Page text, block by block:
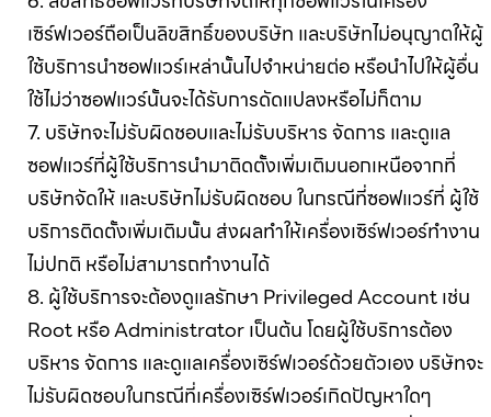
เซิร์ฟเวอร์ถือเป็นลิขสิทธิ์ของบริษัท และบริษัทไม่อนุญาตให้ผู้
ใช้บริการนำซอฟแวร์เหล่านั้นไปจำหน่ายต่อ หรือนำไปให้ผู้อื่น
ใช้ไม่ว่าซอฟแวร์นั้นจะได้รับการดัดแปลงหรือไม่ก็ตาม
7. บริษัทจะไม่รับผิดชอบและไม่รับบริหาร จัดการ และดูแล
ซอฟแวร์ที่ผู้ใช้บริการนำมาติดตั้งเพิ่มเติมนอกเหนือจากที่
บริษัทจัดให้ และบริษัทไม่รับผิดชอบ ในกรณีที่ซอฟแวร์ที่ ผู้ใช้
บริการติดตั้งเพิ่มเติมนั้น ส่งผลทำให้เครื่องเซิร์ฟเวอร์ทำงาน
ไม่ปกติ หรือไม่สามารถทำงานได้
8. ผู้ใช้บริการจะต้องดูแลรักษา Privileged Account เช่น
Root หรือ Administrator เป็นต้น โดยผู้ใช้บริการต้อง
บริหาร จัดการ และดูแลเครื่องเซิร์ฟเวอร์ด้วยตัวเอง บริษัทจะ
ไม่รับผิดชอบในกรณีที่เครื่องเซิร์ฟเวอร์เกิดปัญหาใดๆ